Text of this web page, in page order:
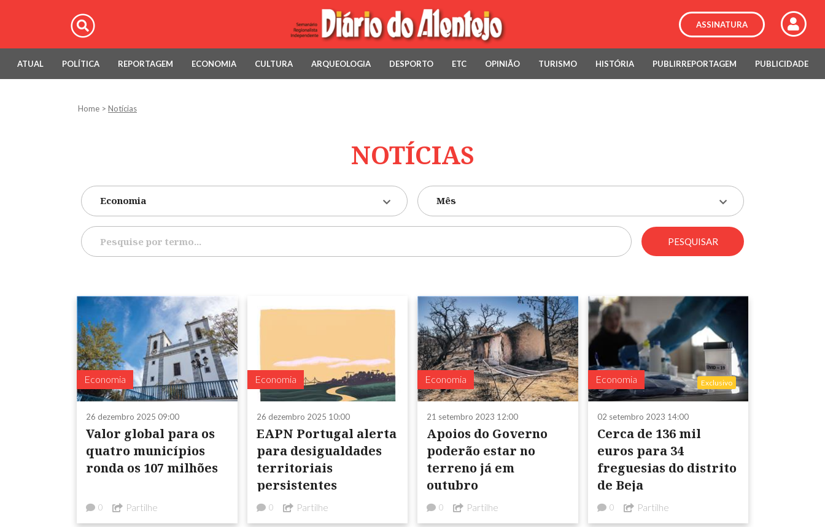
ASSINATURA
ATUAL POLÍTICA REPORTAGEM ECONOMIA CULTURA ARQUEOLOGIA DESPORTO ETC OPINIÃO TURISMO HISTÓRIA PUBLIRREPORTAGEM PUBLICIDADE
Home > Notícias
NOTÍCIAS
Economia Mês
PESQUISAR
Economia
26 dezembro 2025 09:00
Valor global para os
quatro municípios
ronda os 107 milhões
0 Partilhe
Economia
26 dezembro 2025 10:00
EAPN Portugal alerta
para desigualdades
territoriais
persistentes
0 Partilhe
Economia
21 setembro 2023 12:00
Apoios do Governo
poderão estar no
terreno já em
outubro
0 Partilhe
Economia Exclusivo
02 setembro 2023 14:00
Cerca de 136 mil
euros para 34
freguesias do distrito
de Beja
0 Partilhe